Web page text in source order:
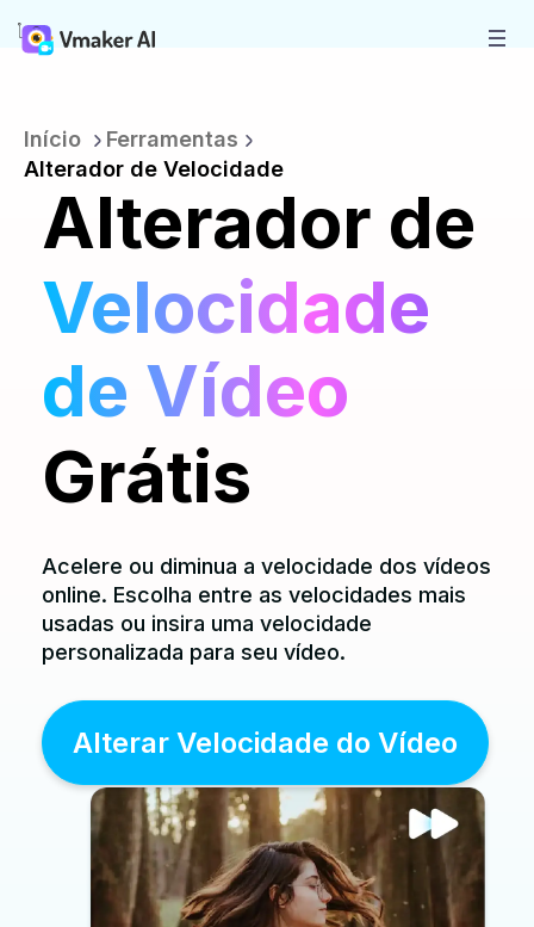
Início
Ferramentas
Alterador de Velocidade
Alterador de
Velocidade
de Vídeo
Grátis
Acelere ou diminua a velocidade dos vídeos
online. Escolha entre as velocidades mais
usadas ou insira uma velocidade
personalizada para seu vídeo.
Alterar Velocidade do Vídeo